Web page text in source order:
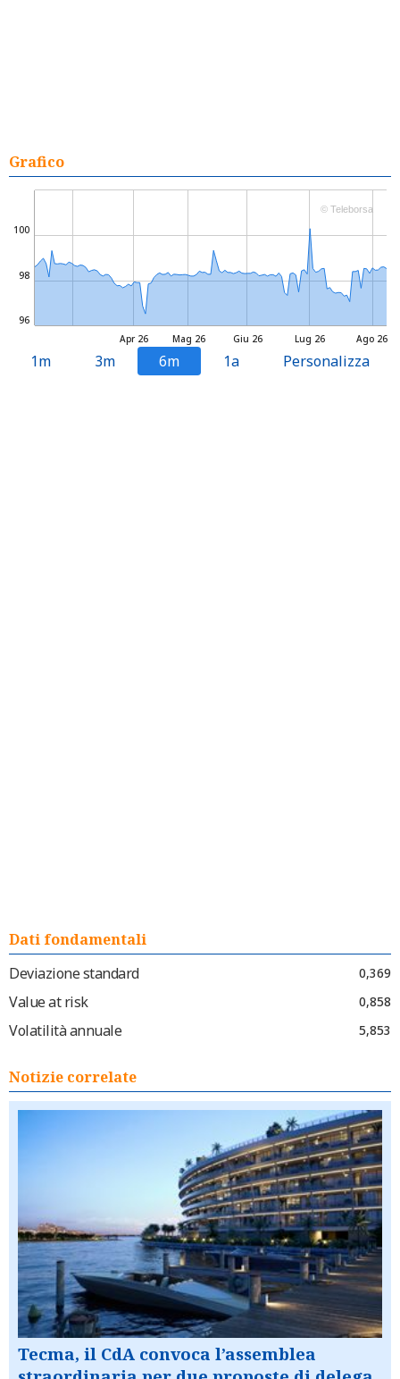
Grafico
Mag 26 Lug 26
Apr 26 Giu 26 Ago 26
96
98
100
© Teleborsa
1m 3m 6m 1a Personalizza
Dati fondamentali
Deviazione standard
0,369
Value at risk 0,858
Volatilità annuale 5,853
Notizie correlate
Tecma, il CdA convoca l’assemblea